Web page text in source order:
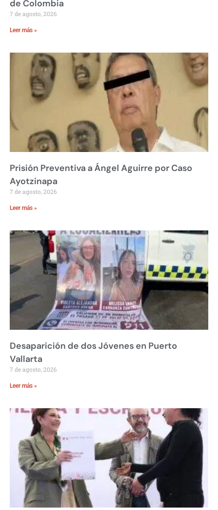
de Colombia
7 de agosto, 2026
Leer más »
Prisión Preventiva a Ángel Aguirre por Caso
Ayotzinapa
7 de agosto, 2026
Leer más »
Desaparición de dos Jóvenes en Puerto
Vallarta
7 de agosto, 2026
Leer más »